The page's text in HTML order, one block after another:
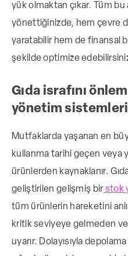
yük olmaktan çıkar. Tüm
yönettiğinizde, hem çevre
yaratabilir hem de finansal
şekilde optimize
Gıda israfını
yönetim sistemleri
Mutfaklarda yaşanan en
kullanma tarihi geçen veya
ürünlerden kaynaklanır.
geliştirilen gelişmiş birstok
tüm ürünlerin hareketini
kritik seviyeye gelmeden
uyarır. Dolayısıyla